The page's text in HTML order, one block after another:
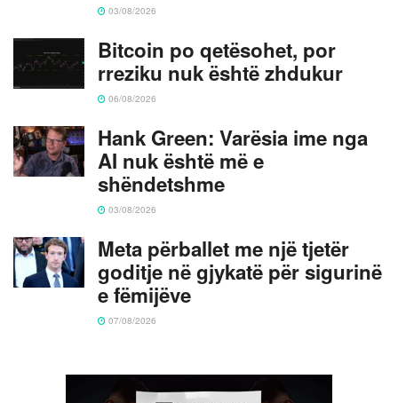
03/08/2026
Bitcoin po qetësohet, por
rreziku nuk është zhdukur
06/08/2026
Hank Green: Varësia ime nga
AI nuk është më e
shëndetshme
03/08/2026
Meta përballet me një tjetër
goditje në gjykatë për sigurinë
e fëmijëve
07/08/2026